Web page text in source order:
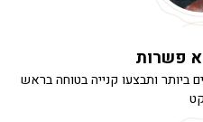
פשרות
ביותר ותבצעו קנייה בטוחה בראש